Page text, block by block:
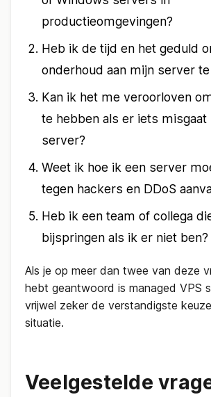
productieomgevingen?
Heb ik de tijd en het geduld
onderhoud aan mijn server
Kan ik het me veroorloven
te hebben als er iets
server?
Weet ik hoe ik een server
tegen hackers en DDoS
Heb ik een team of collega
bijspringen als ik er niet ben?
Als je op meer dan twee van deze
hebt geantwoord is managed VPS
vrijwel zeker de verstandigste
situatie.
Veelgestelde